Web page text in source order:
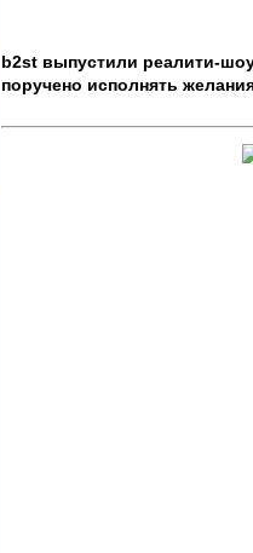
b2st выпустили реалити-
поручено исполнять